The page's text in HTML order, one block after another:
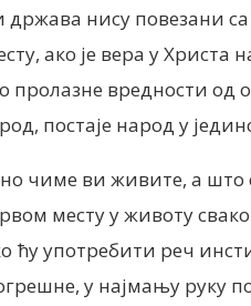
нису повезани
ако је вера у Христа
пролазне вредности од
постаје народ у
чиме ви живите, а што
месту у животу
ћу употребити реч
у најмању руку